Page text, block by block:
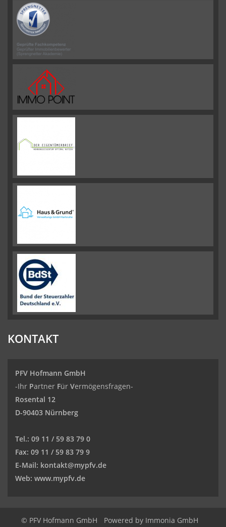
KONTAKT
PFV Hofmann GmbH
-Ihr Partner Für Vermögensfragen-
Rosental 12
D-90403 Nürnberg
Tel.: 09 11 / 59 83 79 0
Fax: 09 11 / 59 83 79 9
E-Mail: kontakt@mypfv.de
Web: www.mypfv.de
© PFV Hofmann GmbH Powered by Immonia GmbH